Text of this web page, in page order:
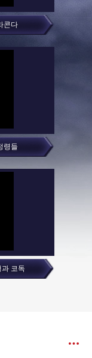
콘다
령들
코독